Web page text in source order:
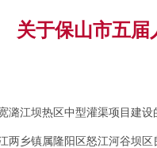
关于保山市五
潞江坝热区中型灌渠项目建
两乡镇属隆阳区怒江河谷坝